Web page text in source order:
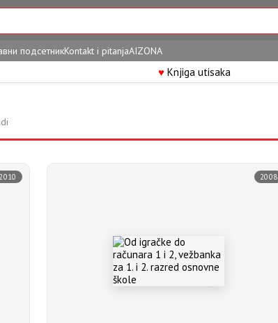
подсетникKontakt i pitanjaAIZONA
♥Knjiga utisaka
2010 2008